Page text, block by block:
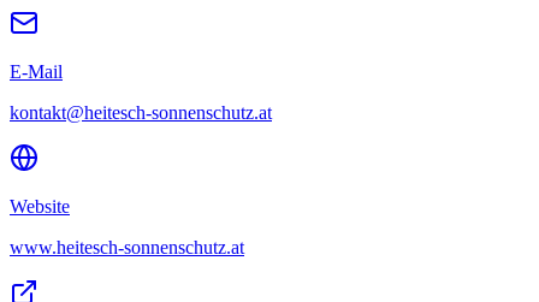
E-Mail
kontakt@heitesch-sonnenschutz.at
Website
www.heitesch-sonnenschutz.at